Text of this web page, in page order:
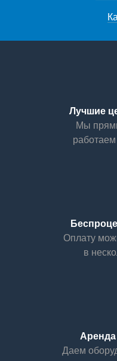
Лучшие
Мы
Оплату
в
Даем